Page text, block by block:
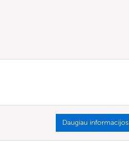
Daugiau informacijos